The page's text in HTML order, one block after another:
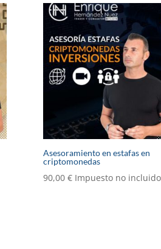
Asesoramiento en estafas en
criptomonedas
90,00 € Impuesto no